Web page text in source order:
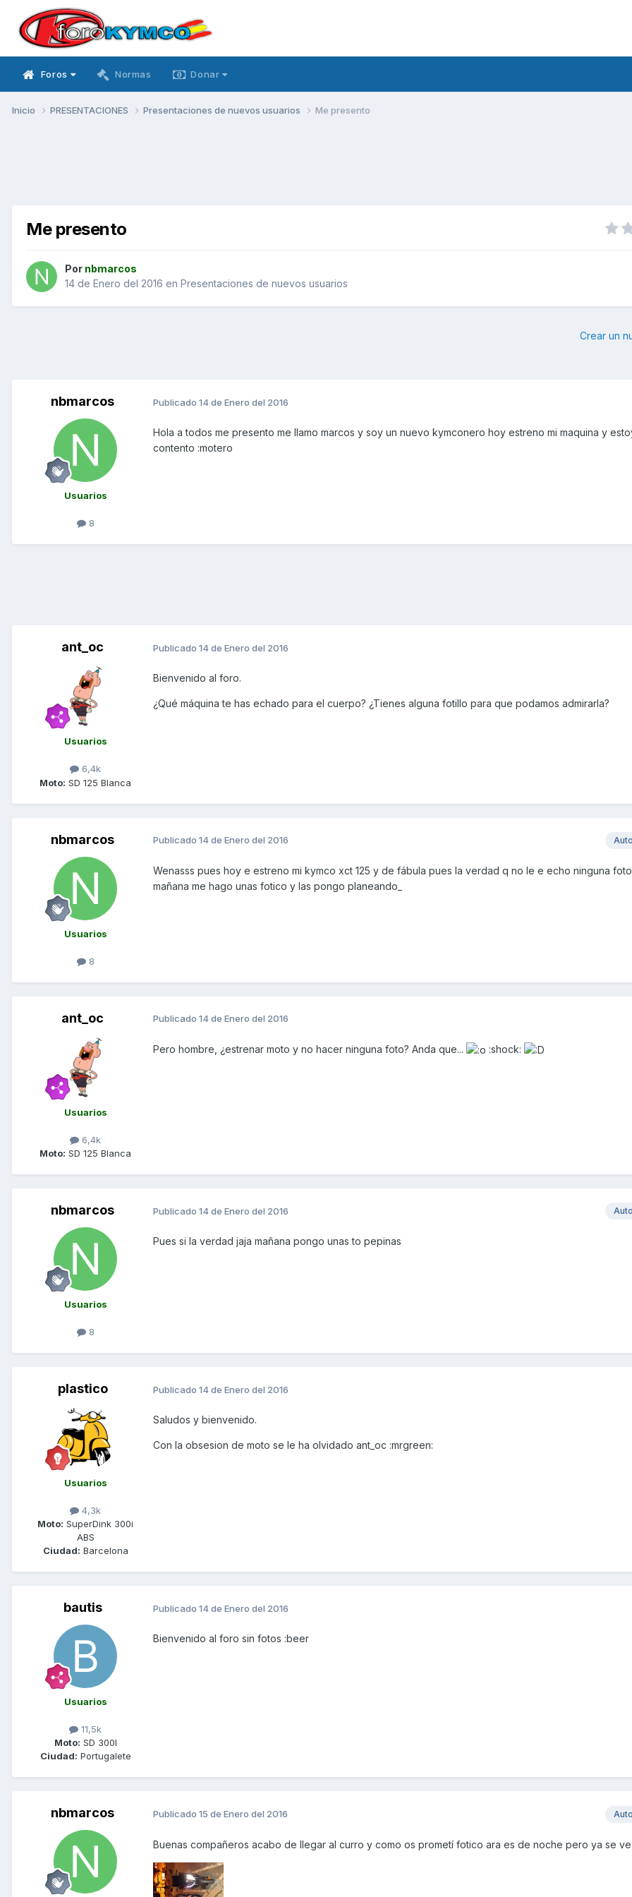
Foros Normas Donar
Inicio PRESENTACIONES Presentaciones de nuevos usuarios Me presento
Me presento
Por nbmarcos
14 de Enero del 2016 en Presentaciones de nuevos usuarios
Crear un
nbmarcos
Usuarios
8
Publicado 14 de Enero del 2016
Hola a todos me presento me llamo marcos y soy un nuevo kymconero hoy estreno mi maquina y
contento :motero
ant_oc
Usuarios
6,4k
Moto: SD 125 Blanca
Publicado 14 de Enero del 2016
Bienvenido al foro.
¿Qué máquina te has echado para el cuerpo? ¿Tienes alguna fotillo para que podamos admirarla?
nbmarcos
Usuarios
8
Publicado 14 de Enero del 2016
Wenasss pues hoy e estreno mi kymco xct 125 y de fábula pues la verdad q no le e echo ninguna
mañana me hago unas fotico y las pongo planeando_
ant_oc
Usuarios
6,4k
Moto: SD 125 Blanca
Publicado 14 de Enero del 2016
Pero hombre, ¿estrenar moto y no hacer ninguna foto? Anda que... :shock:
nbmarcos
Usuarios
8
Publicado 14 de Enero del 2016
Pues si la verdad jaja mañana pongo unas to pepinas
plastico
Usuarios
4,3k
Moto: SuperDink 300i
ABS
Ciudad: Barcelona
Publicado 14 de Enero del 2016
Saludos y bienvenido.
Con la obsesion de moto se le ha olvidado ant_oc :mrgreen:
bautis
Usuarios
11,5k
Moto: SD 300I
Ciudad: Portugalete
Publicado 14 de Enero del 2016
Bienvenido al foro sin fotos :beer
nbmarcos Publicado 15 de Enero del 2016
Buenas compañeros acabo de llegar al curro y como os prometí fotico ara es de noche pero ya se